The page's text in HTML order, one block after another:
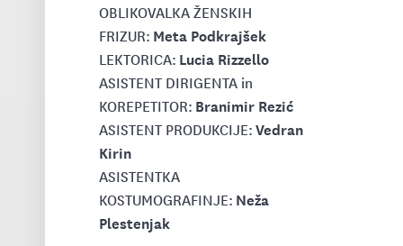
OBLIKOVALKA ŽENSKIH
FRIZUR: Meta Podkrajšek
LEKTORICA: Lucia Rizzello
ASISTENT DIRIGENTA in
KOREPETITOR: Branimir Rezić
ASISTENT PRODUKCIJE:Vedran
Kirin
ASISTENTKA
KOSTUMOGRAFINJE: Neža
Plestenjak